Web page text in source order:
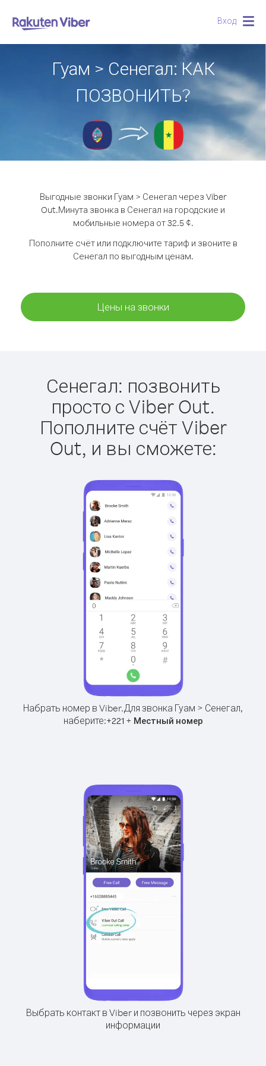
Вход
Гуам > Сенегал: КАК
ПОЗВОНИТЬ?
Выгодные звонки Гуам > Сенегал через Viber
Out.Минута звонка в Сенегал на городские и
мобильные номера от 32.5 ¢.
Пополните счёт или подключите тариф и звоните в
Сенегал по выгодным ценам.
Цены на звонки
Сенегал: позвонить
просто с Viber Out.
Пополните счёт Viber
Out, и вы сможете:
Набрать номер в Viber.Для звонка Гуам > Сенегал,
наберите:+221+ Местный номер
Выбрать контакт в Viber и позвонить через экран
информации